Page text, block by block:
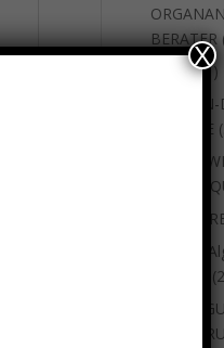
BERATER
natara 11
WEITERE
MIT
um den
2
X